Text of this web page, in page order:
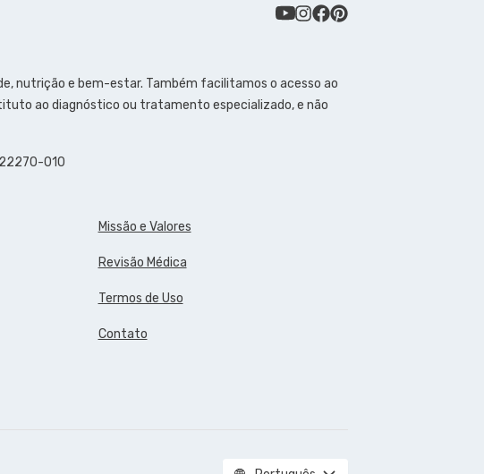
nutrição e bem-estar. Também facilitamos o acesso ao
ao diagnóstico ou tratamento especializado, e não
22270-010
Missão e Valores
Revisão Médica
Termos de Uso
Contato